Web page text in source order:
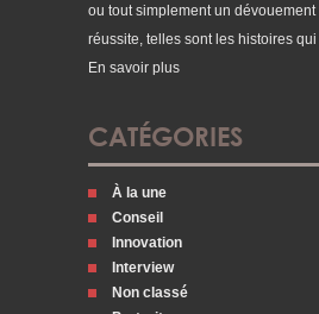
ou tout simplement un
réussite, telles sont les histoires
En savoir plus
CATÉGORIES
À la une
Conseil
Innovation
Interview
Non classé